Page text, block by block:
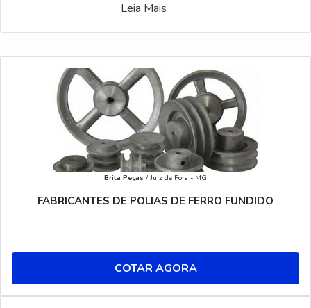
Leia Mais
Brita Peças / Juiz de Fora - MG
FABRICANTES DE POLIAS DE FERRO FUNDIDO
COTAR AGORA